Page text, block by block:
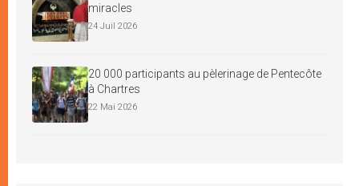
miracles
24 Juil 2026
20 000 participants au pèlerinage de Pentecôte
à Chartres
22 Mai 2026